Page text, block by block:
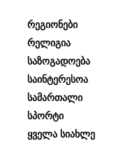
Რეგიონები
Რელიგია
Საზოგადოება
Საინტერესოა
Სამართალი
Სპორტი
Ყველა Სიახლე